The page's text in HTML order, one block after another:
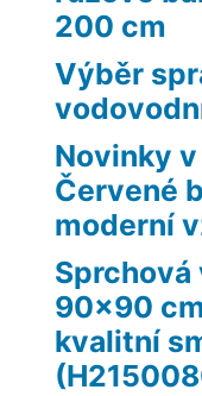
200 cm
Výběr
Novinky
Červené
moderní
90×90
kvalitní